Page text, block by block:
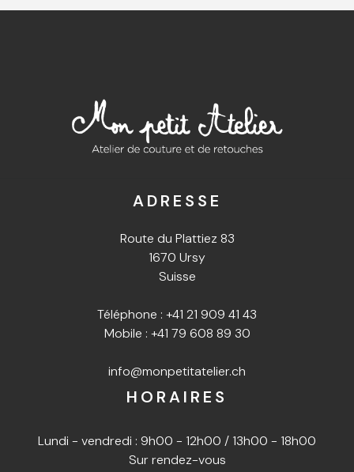
ADRESSE
Route du Plattiez 83
1670 Ursy
Suisse
Téléphone : +41 21 909 41 43
Mobile : +41 79 608 89 30
info@monpetitatelier.ch
HORAIRES
Lundi - vendredi : 9h00 - 12h00 / 13h00 - 18h00
Sur rendez-vous